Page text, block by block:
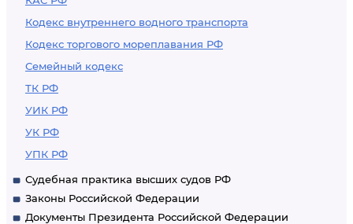
Кодекс внутреннего водного транспорта
Кодекс торгового мореплавания РФ
Семейный кодекс
ТК РФ
УИК РФ
УК РФ
УПК РФ
Судебная практика высших судов РФ
Законы Российской Федерации
Документы Президента Российской Федерации